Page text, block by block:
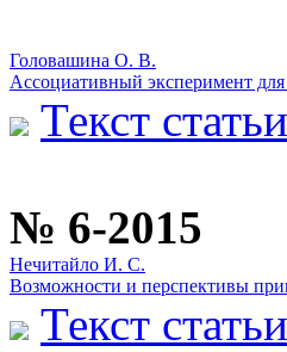
Головашина О. В.
Ассоциативный эксперимент
Текст статьи
№ 6-2015
Нечитайло И. С.
Возможности и перспективы
Текст статьи